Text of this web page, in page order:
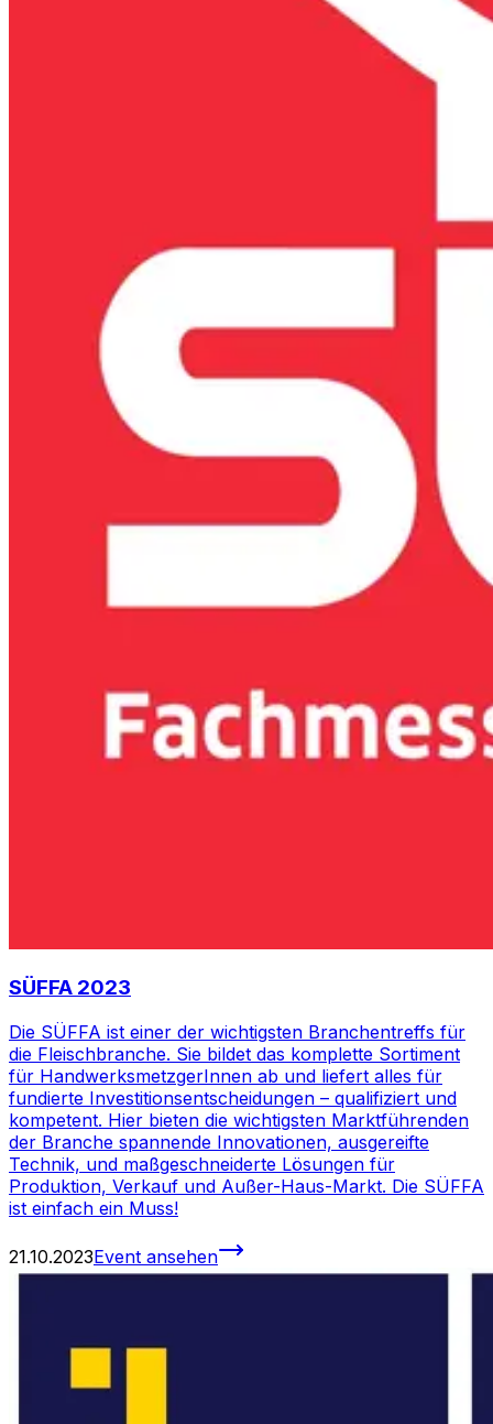
SÜFFA 2023
Die SÜFFA ist einer der wichtigsten Branchentreffs für
die Fleischbranche. Sie bildet das komplette Sortiment
für HandwerksmetzgerInnen ab und liefert alles für
fundierte Investitionsentscheidungen – qualifiziert und
kompetent. Hier bieten die wichtigsten Marktführenden
der Branche spannende Innovationen, ausgereifte
Technik, und maßgeschneiderte Lösungen für
Produktion, Verkauf und Außer-Haus-Markt. Die SÜFFA
ist einfach ein Muss!
21.10.2023Event ansehen